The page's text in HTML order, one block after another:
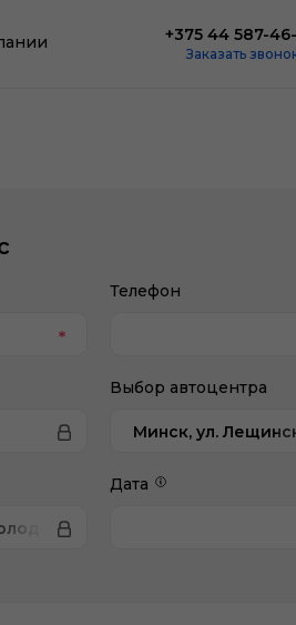
+375 44 587-
Заказать
Телефон
Выбор автоцентра
Минск, ул.
Дата